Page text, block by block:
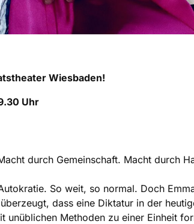
Wiesbaden!
Uhr
durch Gemeinschaft. Macht durch
So weit, so normal. Doch
dass eine Diktatur in der
unüblichen Methoden zu einer Einheit